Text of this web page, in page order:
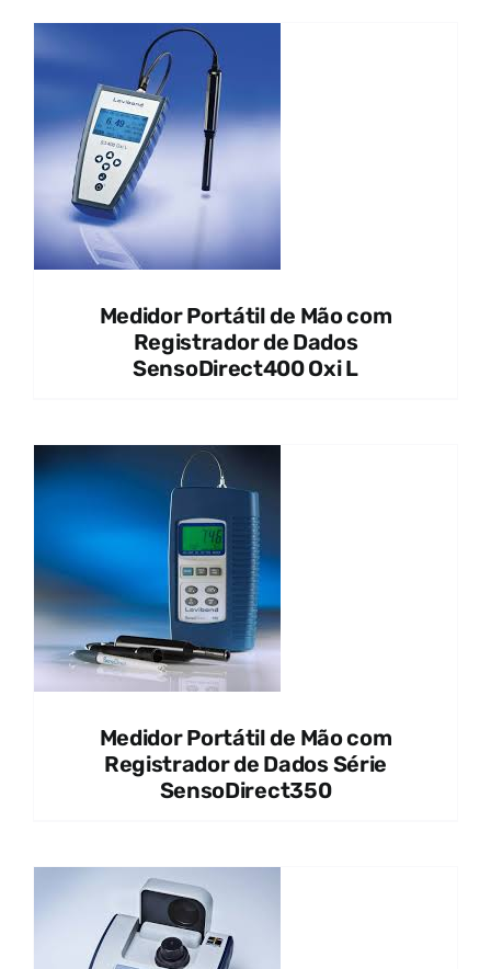
Medidor Portátil de Mão com
Registrador de Dados
SensoDirect400 Oxi L
Medidor Portátil de Mão com
Registrador de Dados Série
SensoDirect350